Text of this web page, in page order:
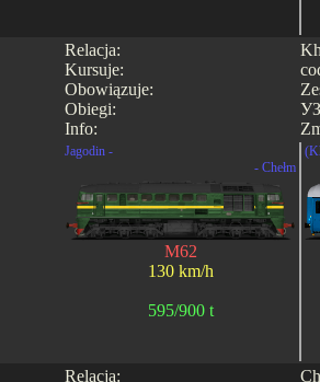
Relacja:
Kursuje:
Obowiązuje:
Obiegi:
Info:
Jagodin -
- Chełm
M62
130 km/h
595/900 t
Relacja: